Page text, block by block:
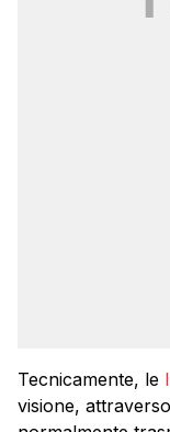
Tecnicamente, le
visione,